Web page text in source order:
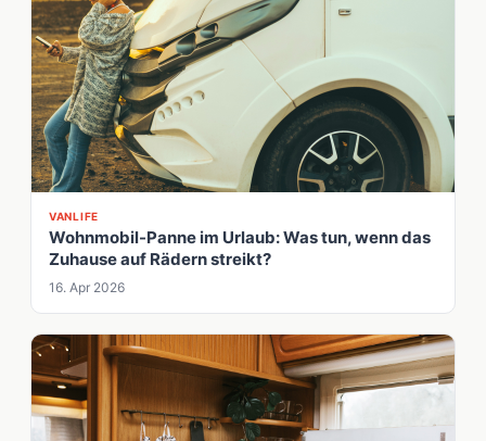
VANLIFE
Wohnmobil-Panne im Urlaub: Was tun, wenn das
Zuhause auf Rädern streikt?
16. Apr 2026